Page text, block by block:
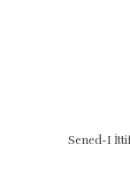
Sened-I